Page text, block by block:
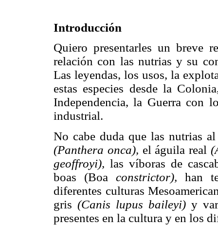
Introducción
Quiero presentarles un breve
relación con las nutrias y su
Las leyendas, los usos, la
estas especies desde la
Independencia, la Guerra con
industrial.
No cabe duda que las nutrias
(Panthera onca), el águila real
geoffroyi), las víboras de
boas (Boa constrictor), han
diferentes culturas
gris (Canis lupus baileyi)y
presentes en la cultura y en los